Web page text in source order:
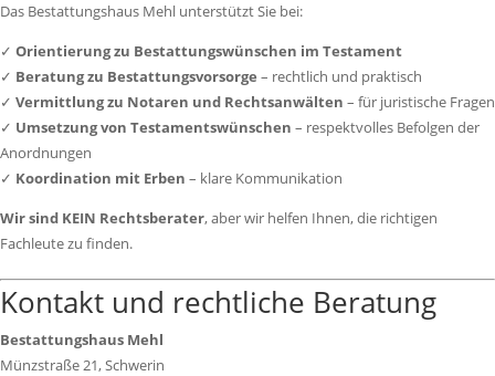
Das Bestattungshaus Mehl unterstützt Sie bei:
✓ Orientierung zu Bestattungswünschen im Testament
✓ Beratung zu Bestattungsvorsorge – rechtlich und praktisch
✓ Vermittlung zu Notaren und Rechtsanwälten – für juristische Fragen
✓ Umsetzung von Testamentswünschen – respektvolles Befolgen der
Anordnungen
✓ Koordination mit Erben – klare Kommunikation
Wir sind KEIN Rechtsberater, aber wir helfen Ihnen, die richtigen
Fachleute zu finden.
Kontakt und rechtliche Beratung
Bestattungshaus Mehl
Münzstraße 21, Schwerin